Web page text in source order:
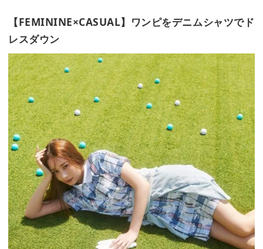
【FEMININE×CASUAL】ワンピをデニムシャツでド
レスダウン